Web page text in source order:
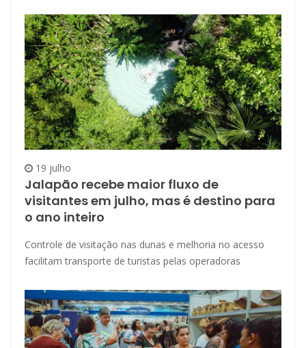
19 julho
Jalapão recebe maior fluxo de
visitantes em julho, mas é destino para
o ano inteiro
Controle de visitação nas dunas e melhoria no acesso
facilitam transporte de turistas pelas operadoras